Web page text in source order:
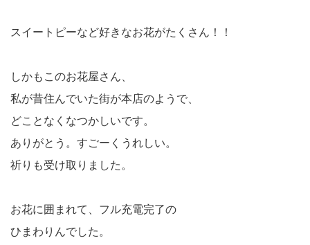
スイートピーなど好きなお花がたくさん！！
しかもこのお花屋さん、
私が昔住んでいた街が本店のようで、
どことなくなつかしいです。
ありがとう。すごーくうれしい。
祈りも受け取りました。
お花に囲まれて、フル充電完了の
ひまわりんでした。